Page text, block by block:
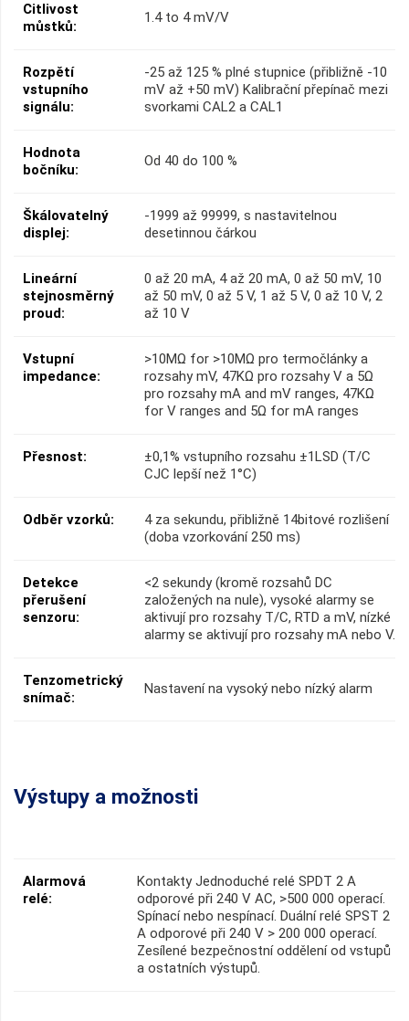
Citlivost
můstků:
1.4 to 4 mV/V
Rozpětí
vstupního
signálu:
-25 až 125 % plné stupnice (přibližně -10
mV až +50 mV) Kalibrační přepínač mezi
svorkami CAL2 a CAL1
Hodnota
bočníku:
Od 40 do 100 %
Škálovatelný
displej:
-1999 až 99999, s nastavitelnou
desetinnou čárkou
Lineární
stejnosměrný
proud:
0 až 20 mA, 4 až 20 mA, 0 až 50 mV, 10
až 50 mV, 0 až 5 V, 1 až 5 V, 0 až 10 V, 2
až 10 V
Vstupní
impedance:
>10MΩ for >10MΩ pro termočlánky a
rozsahy mV, 47KΩ pro rozsahy V a 5Ω
pro rozsahy mA and mV ranges, 47KΩ
for V ranges and 5Ω for mA ranges
Přesnost:
±0,1% vstupního rozsahu ±1LSD (T/C
CJC lepší než 1°C)
Odběr vzorků:
4 za sekundu, přibližně 14bitové rozlišení
(doba vzorkování 250 ms)
Detekce
přerušení
senzoru:
<2 sekundy (kromě rozsahů DC
založených na nule), vysoké alarmy se
aktivují pro rozsahy T/C, RTD a mV, nízké
alarmy se aktivují pro rozsahy mA nebo V.
Tenzometrický
snímač:
Nastavení na vysoký nebo nízký alarm
Výstupy a možnosti
Alarmová
relé:
Kontakty Jednoduché relé SPDT 2 A
odporové při 240 V AC, >500 000 operací.
Spínací nebo nespínací. Duální relé SPST 2
A odporové při 240 V > 200 000 operací.
Zesílené bezpečnostní oddělení od vstupů
a ostatních výstupů.